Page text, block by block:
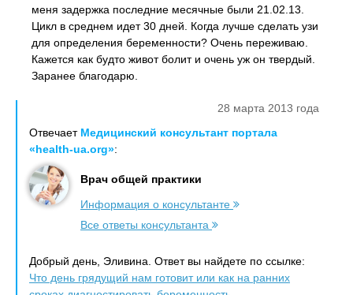
меня задержка последние месячные были 21.02.13.
Цикл в среднем идет 30 дней. Когда лучше сделать узи
для определения беременности? Очень переживаю.
Кажется как будто живот болит и очень уж он твердый.
Заранее благодарю.
28 марта 2013 года
Отвечает Медицинский консультант портала
«health-ua.org»:
Врач общей практики
Информация о консультанте
Все ответы консультанта
Добрый день, Эливина. Ответ вы найдете по ссылке:
Что день грядущий нам готовит или как на ранних